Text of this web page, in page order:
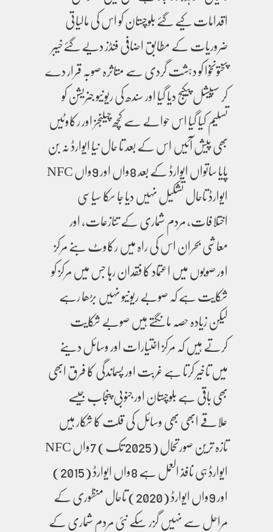
اقدامات کیے گئے بلوچستان کو اس کی مالیاتی
ضروریات کے مطابق اضافی فنڈز دیے گئےخیبر
پختونخوا کو دہشت گردی سے متاثرہ صوبہ قرار دے
کر سپیشل پیکیج دیا گیا اور سندھ کی ریونیو جنریشن کو
تسلیم کیا گیا اس حوالے سے کچھ چیلنجز اور رکاوٹیں
بھی پیش آئیں اس کے بعد تا حال نیا ایوارڈ نہ بن
پایا ساتواں ایوارڈ کے بعد 8واں اور 9واں NFC
ایوارڈ تاحال تشکیل نہیں دیا جا سکا سیاسی
اختلافات، مردم شماری کے تنازعات، اور
معاشی بحران اس کی راہ میں رکاوٹ بنے مرکز
اور صوبوں میں اعتماد کا فقدان رہا جس میں مرکز کو
شکایت ہے کہ صوبے ریونیو نہیں بڑھا رہے
لیکن زیادہ حصہ مانگتے ہیں صوبے شکایت
کرتے ہیں کہ مرکز اختیارات اور وسائل دینے
میں تاخیر کرتا ہے غربت اور پسماندگی کا فرق ابھی
بھی باقی ہے بلوچستان اور جنوبی پنجاب جیسے
علاقے ابھی بھی وسائل کی قلت کا شکار ہیں
تازہ ترین صورتحال (2025 تک) 7واں NFC
ایوارڈ ہی نافذ العمل ہے 8واں ایوارڈ (2015)
اور 9واں ایوارڈ (2020) تاحال منظوری کے
مراحل سے نہیں گزر سکے نئی مردم شماری کے